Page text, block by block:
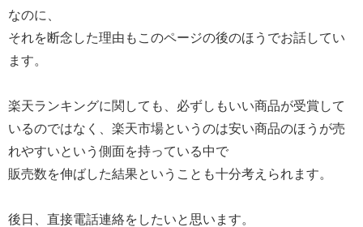
なのに、
それを断念した理由もこのページの後のほうでお話してい
ます。
楽天ランキングに関しても、必ずしもいい商品が受賞して
いるのではなく、楽天市場というのは安い商品のほうが売
れやすいという側面を持っている中で
販売数を伸ばした結果ということも十分考えられます。
後日、直接電話連絡をしたいと思います。